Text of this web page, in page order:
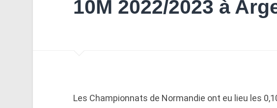
10M 2022/2023 à
Les Championnats de Normandie ont eu lieu les